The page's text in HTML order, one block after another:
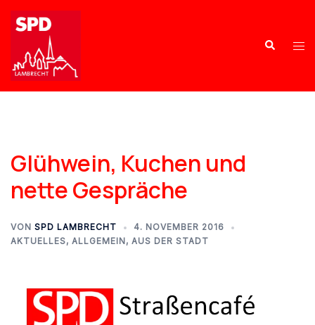
Glühwein, Kuchen und
nette Gespräche
VON SPD LAMBRECHT
4. NOVEMBER 2016
AKTUELLES, ALLGEMEIN, AUS DER STADT